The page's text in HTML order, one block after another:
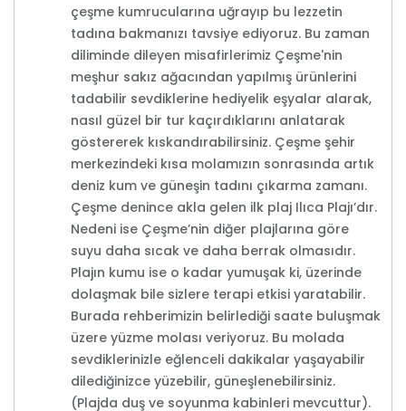
çeşme kumrucularına uğrayıp bu lezzetin
tadına bakmanızı tavsiye ediyoruz. Bu zaman
diliminde dileyen misafirlerimiz Çeşme'nin
meşhur sakız ağacından yapılmış ürünlerini
tadabilir sevdiklerine hediyelik eşyalar alarak,
nasıl güzel bir tur kaçırdıklarını anlatarak
göstererek kıskandırabilirsiniz. Çeşme şehir
merkezindeki kısa molamızın sonrasında artık
deniz kum ve güneşin tadını çıkarma zamanı.
Çeşme denince akla gelen ilk plaj Ilıca Plajı’dır.
Nedeni ise Çeşme’nin diğer plajlarına göre
suyu daha sıcak ve daha berrak olmasıdır.
Plajın kumu ise o kadar yumuşak ki, üzerinde
dolaşmak bile sizlere terapi etkisi yaratabilir.
Burada rehberimizin belirlediği saate buluşmak
üzere yüzme molası veriyoruz. Bu molada
sevdiklerinizle eğlenceli dakikalar yaşayabilir
dilediğinizce yüzebilir, güneşlenebilirsiniz.
(Plajda duş ve soyunma kabinleri mevcuttur).